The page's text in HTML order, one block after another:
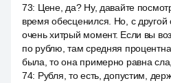
73: Цене, да? Ну, давайте
время обесценился. Но, с другой
очень хитрый момент. Если вы
по рублю, там средняя
была, то она примерно равна сла,
74: Рубля, то есть, допустим,